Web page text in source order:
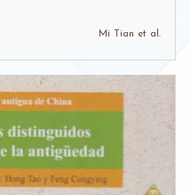
Mi Tian et al.